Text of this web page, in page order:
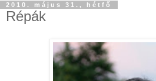
2010. május 31., hétfő
Répák